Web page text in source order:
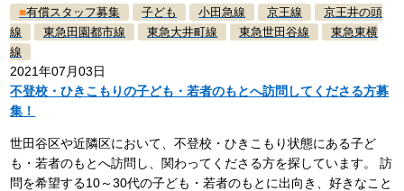
■有償スタッフ募集 子ども 小田急線 京王線
京王井の頭
線
東急田園都市線 東急大井町線 東急世田谷線
東急東横
線
2021年07月03日
不登校・ひきこもりの子ども・若者のもとへ訪問してくださる方募
集！
世田谷区や近隣区において、不登校・ひきこもり状態にある子ど
も・若者のもとへ訪問し、関わってくださる方を探しています。 訪
問を希望する10～30代の子ども・若者のもとに出向き、好きなこと